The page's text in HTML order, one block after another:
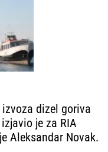
dizel goriva
je za RIA
Aleksandar Novak.